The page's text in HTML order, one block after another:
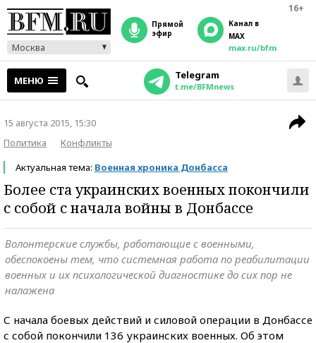
16+
Москва
прямой
эфир
Канал в
MAX
max.ru/bfm
МЕНЮ Telegram
t.me/BFMnews
15 августа 2015, 15:30
Политика
Конфликты
Актуальная тема: Военная хроника Донбасса
Более ста украинских военных покончили
с собой с начала войны в Донбассе
Волонтерские службы, работающие с военными,
обеспокоены тем, что системная работа по реабилитации
военных и их психологической диагностике до сих пор не
налажена
С начала боевых действий и силовой операции в Донбассе
с собой покончили 136 украинских военных. Об этом